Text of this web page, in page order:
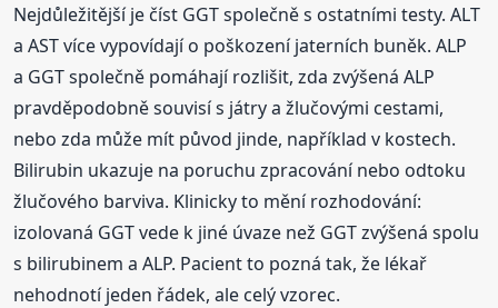
Nejdůležitější je číst GGT společně s ostatními testy. ALT
a AST více vypovídají o poškození jaterních buněk. ALP
a GGT společně pomáhají rozlišit, zda zvýšená ALP
pravděpodobně souvisí s játry a žlučovými cestami,
nebo zda může mít původ jinde, například v kostech.
Bilirubin ukazuje na poruchu zpracování nebo odtoku
žlučového barviva. Klinicky to mění rozhodování:
izolovaná GGT vede k jiné úvaze než GGT zvýšená spolu
s bilirubinem a ALP. Pacient to pozná tak, že lékař
nehodnotí jeden řádek, ale celý vzorec.